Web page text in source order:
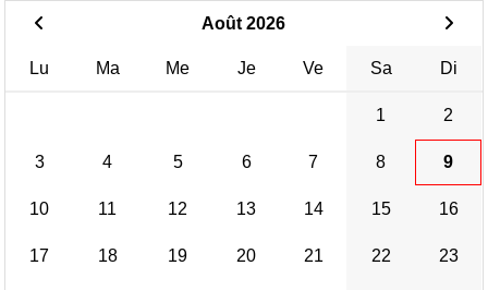
Août 2026
Lu Ma Me Je Ve Sa Di
1 2
3 4 5 6 7 8 9
10 11 12 13 14 15 16
17 18 19 20 21 22 23